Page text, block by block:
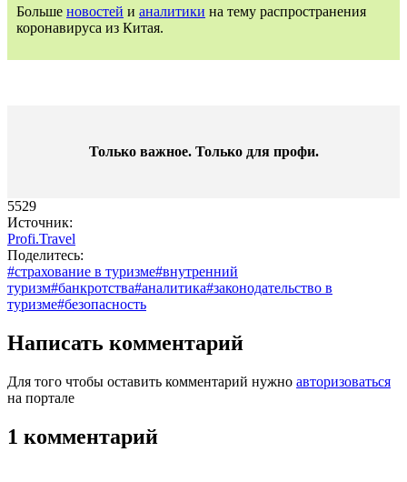
Больше новостей и аналитики на тему распространения
коронавируса из Китая.
Только важное. Только для профи.​
5529
Источник:
Profi.Travel
Поделитесь:
#страхование в туризме#внутренний
туризм#банкротства#аналитика#законодательство в
туризме#безопасность
Написать комментарий
Для того чтобы оставить комментарий нужно авторизоваться
на портале
1 комментарий